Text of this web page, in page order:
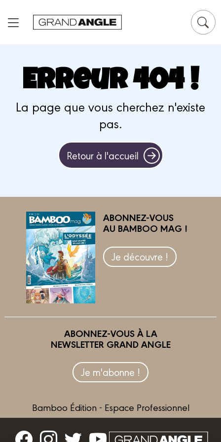
Erreur 404 !
La page que vous cherchez n'existe
pas.
Retour à l'accueil
ABONNEZ-VOUS
AU BAMBOO MAG !
Je découvre !
ABONNEZ-VOUS À LA
NEWSLETTER GRAND ANGLE
Je m'abonne !
Bamboo Édition - Espace Professionnel